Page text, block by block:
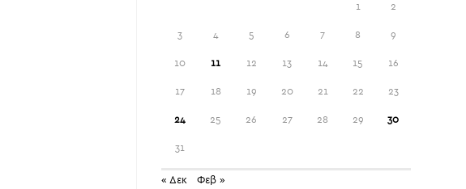
1 2
3 4 5 6 7 8 9
10 11 12 13 14 15 16
17 18 19 20 21 22 23
24 25 26 27 28 29 30
31
« Δεκ Φεβ »